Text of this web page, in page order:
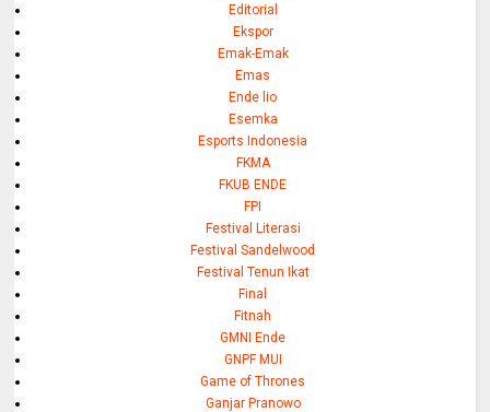
Editorial
Ekspor
Emak-Emak
Emas
Ende lio
Esemka
Esports Indonesia
FKMA
FKUB ENDE
FPI
Festival Literasi
Festival Sandelwood
Festival Tenun Ikat
Final
Fitnah
GMNI Ende
GNPF MUI
Game of Thrones
Ganjar Pranowo